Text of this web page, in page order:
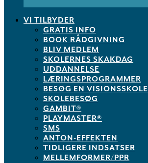
VI TILBYDER
GRATIS INFO
BOOK RÅDGIVNING
BLIV MEDLEM
SKOLERNES SKAKDAG
UDDANNELSE
LÆRINGSPROGRAMMER
BESØG EN VISIONSSKOLE
SKOLEBESØG
GAMBIT®
PLAYMASTER®
SMS
ANTON-EFFEKTEN
TIDLIGERE INDSATSER
MELLEMFORMER/PPR